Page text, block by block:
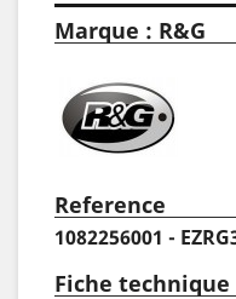
Marque : R&G
Reference
1082256001 -
Fiche technique